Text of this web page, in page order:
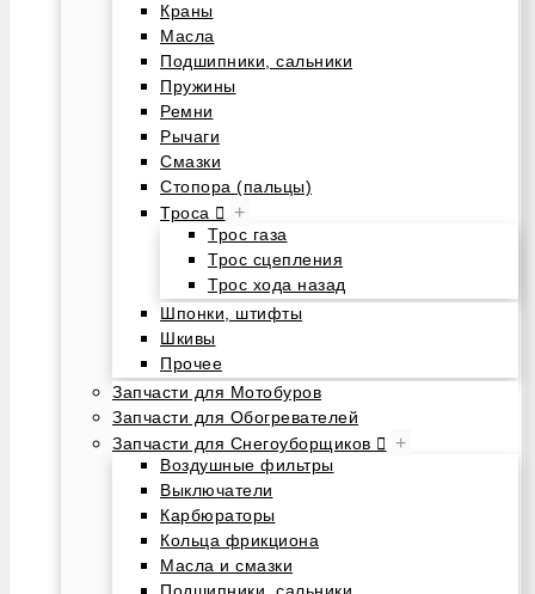
Краны
Масла
Подшипники, сальники
Пружины
Ремни
Рычаги
Смазки
Стопора (пальцы)
Троса
+
Трос газа
Трос сцепления
Трос хода назад
Шпонки, штифты
Шкивы
Прочее
Запчасти для Мотобуров
Запчасти для Обогревателей
Запчасти для Снегоуборщиков
+
Воздушные фильтры
Выключатели
Карбюраторы
Кольца фрикциона
Масла и смазки